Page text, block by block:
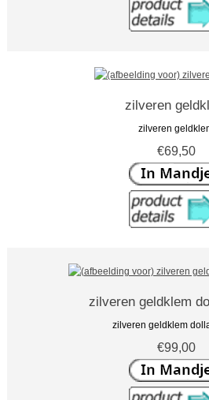
zilveren
zilveren
€69,50
zilveren geldklem
zilveren geldklem
€99,00